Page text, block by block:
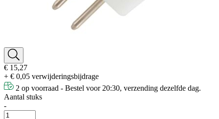
€ 15,27
+ € 0,05 verwijderingsbijdrage
2 op voorraad - Bestel voor 20:30, verzending dezelfde dag.
Aantal stuks
-